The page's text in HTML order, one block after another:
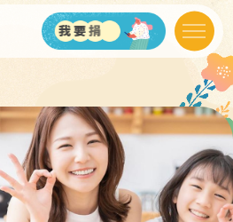
我要捐 款